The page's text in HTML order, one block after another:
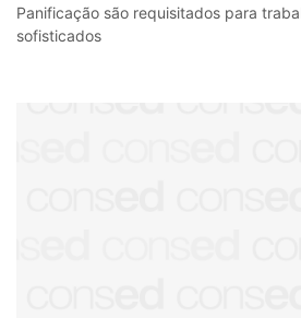
Panificação são requisitados para
sofisticados